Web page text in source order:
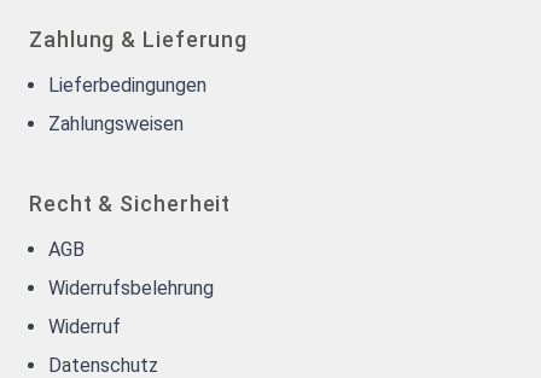
Zahlung & Lieferung
Lieferbedingungen
Zahlungsweisen
Recht & Sicherheit
AGB
Widerrufsbelehrung
Widerruf
Datenschutz